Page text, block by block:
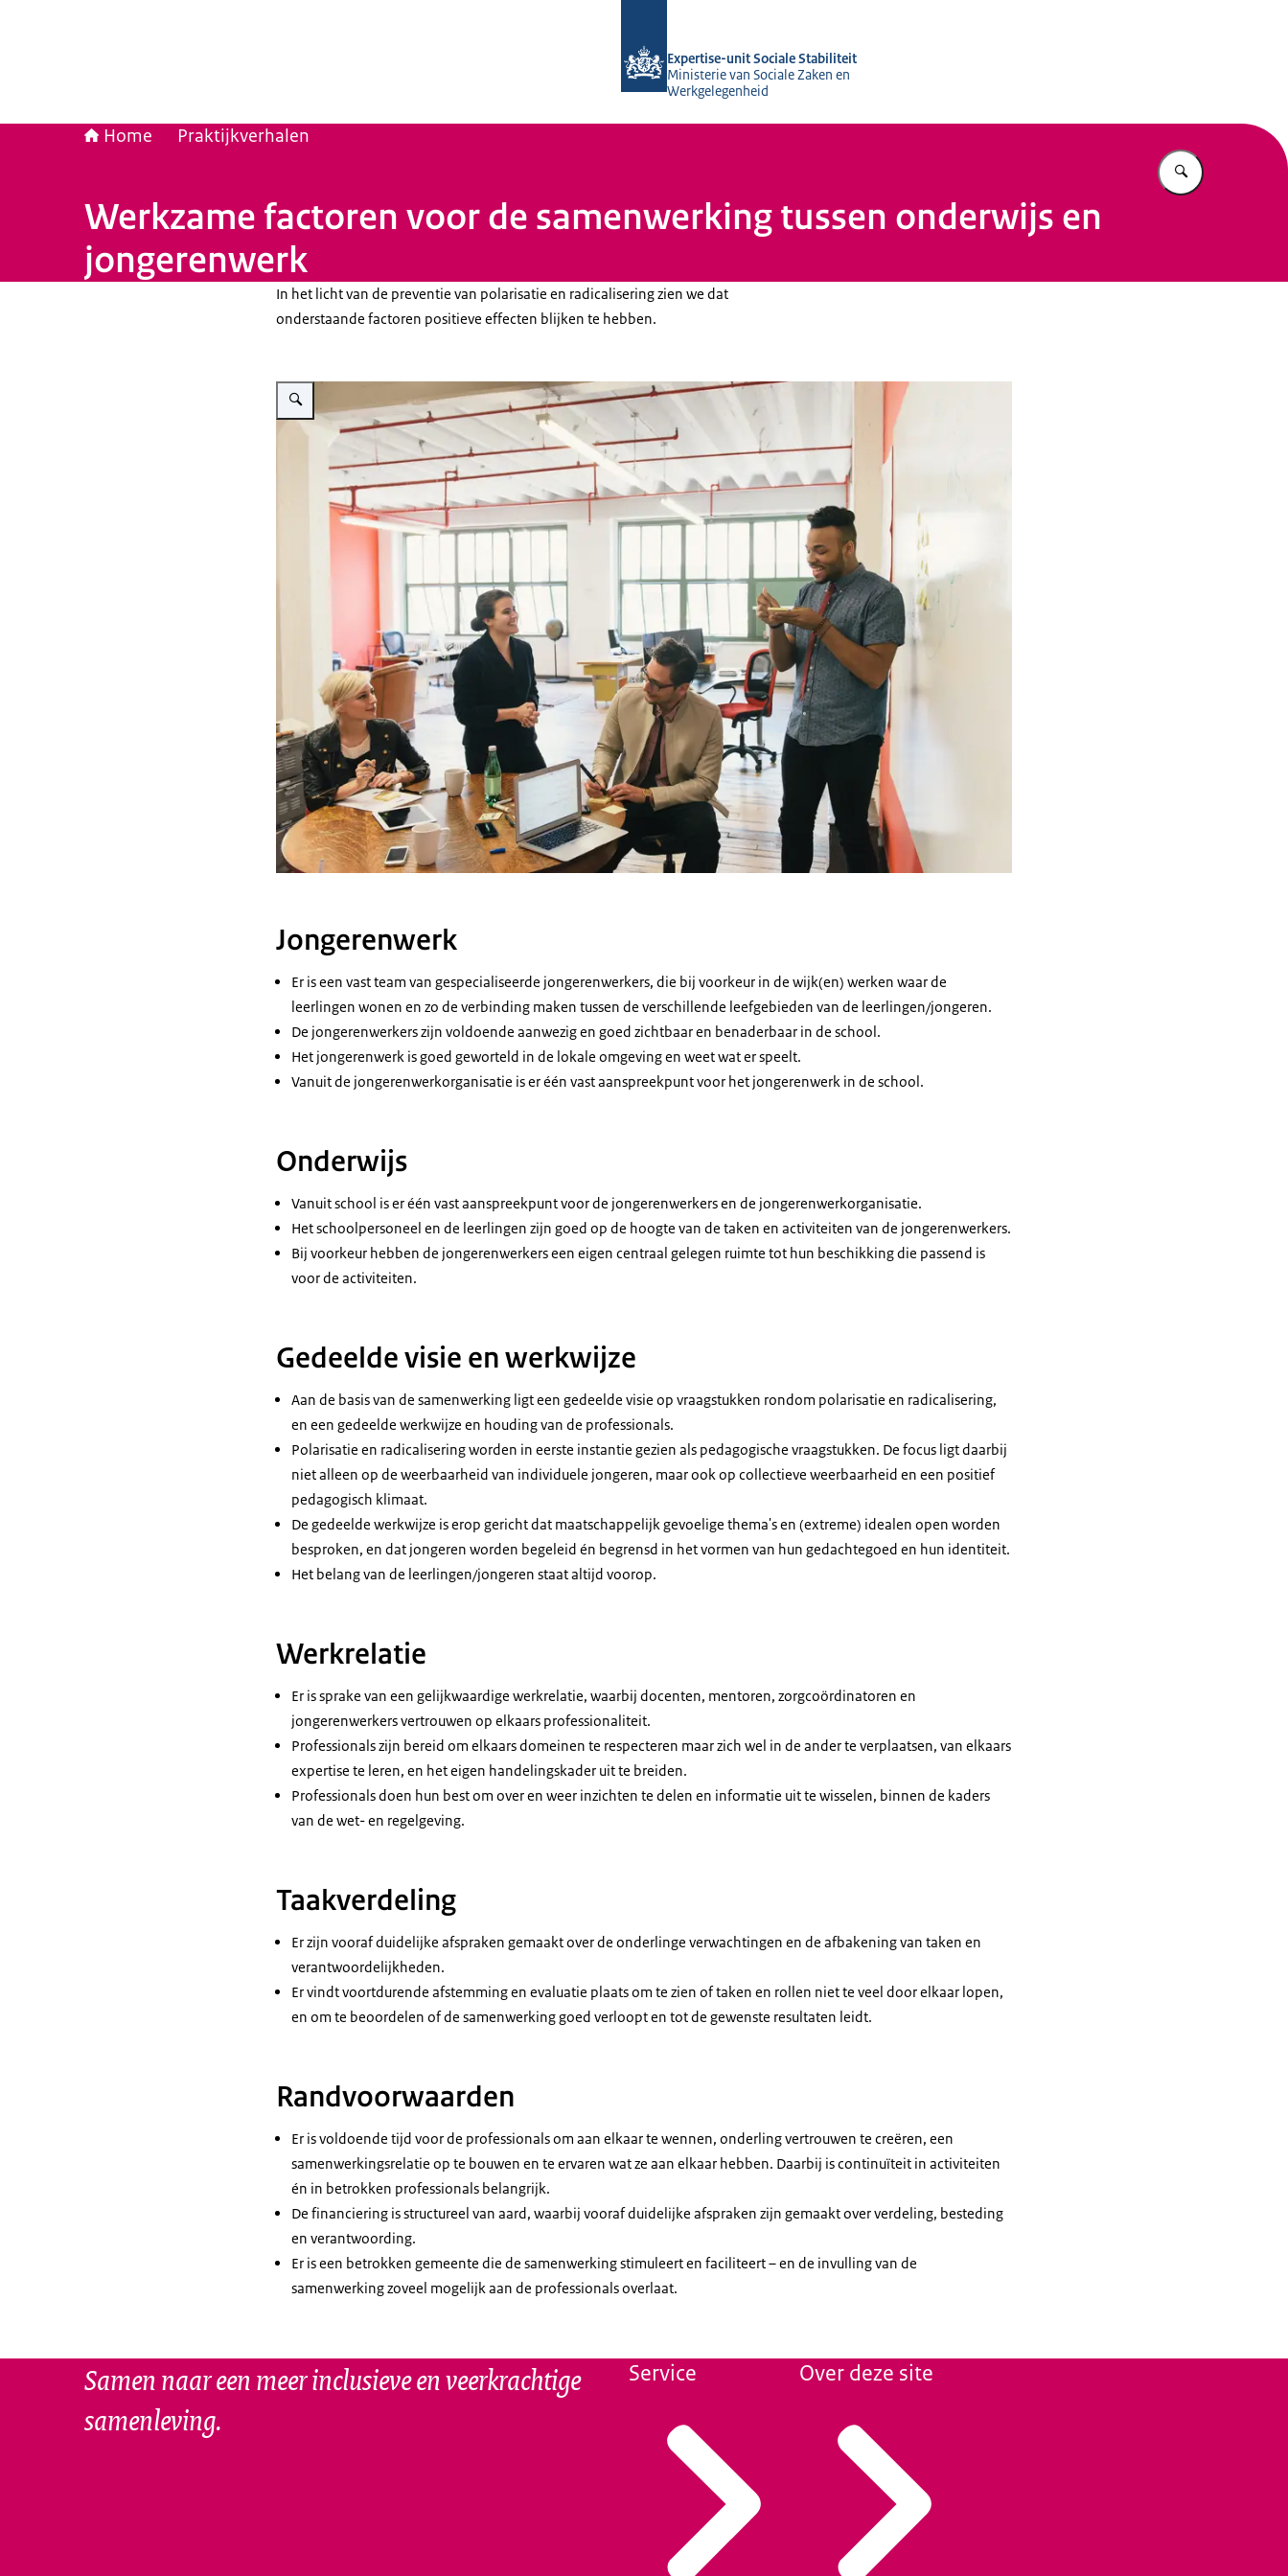
Expertise-unit Sociale Stabiliteit
Ministerie van Sociale Zaken en
Werkgelegenheid
Home Praktijkverhalen
Vul in wat u
Werkzame factoren voor de samenwerking tussen onderwijs en
jongerenwerk
In het licht van de preventie van polarisatie en radicalisering zien we dat
onderstaande factoren positieve effecten blijken te hebben.
Vergroot afbeelding Professionals in gesprek
Jongerenwerk
Er is een vast team van gespecialiseerde jongerenwerkers, die bij voorkeur in de wijk(en) werken waar de
leerlingen wonen en zo de verbinding maken tussen de verschillende leefgebieden van de leerlingen/jongeren.
De jongerenwerkers zijn voldoende aanwezig en goed zichtbaar en benaderbaar in de school.
Het jongerenwerk is goed geworteld in de lokale omgeving en weet wat er speelt.
Vanuit de jongerenwerkorganisatie is er één vast aanspreekpunt voor het jongerenwerk in de school.
Onderwijs
Vanuit school is er één vast aanspreekpunt voor de jongerenwerkers en de jongerenwerkorganisatie.
Het schoolpersoneel en de leerlingen zijn goed op de hoogte van de taken en activiteiten van de jongerenwerkers.
Bij voorkeur hebben de jongerenwerkers een eigen centraal gelegen ruimte tot hun beschikking die passend is
voor de activiteiten.
Gedeelde visie en werkwijze
Aan de basis van de samenwerking ligt een gedeelde visie op vraagstukken rondom polarisatie en radicalisering,
en een gedeelde werkwijze en houding van de professionals.
Polarisatie en radicalisering worden in eerste instantie gezien als pedagogische vraagstukken. De focus ligt daarbij
niet alleen op de weerbaarheid van individuele jongeren, maar ook op collectieve weerbaarheid en een positief
pedagogisch klimaat.
De gedeelde werkwijze is erop gericht dat maatschappelijk gevoelige thema's en (extreme) idealen open worden
besproken, en dat jongeren worden begeleid én begrensd in het vormen van hun gedachtegoed en hun identiteit.
Het belang van de leerlingen/jongeren staat altijd voorop.
Werkrelatie
Er is sprake van een gelijkwaardige werkrelatie, waarbij docenten, mentoren, zorgcoördinatoren en
jongerenwerkers vertrouwen op elkaars professionaliteit.
Professionals zijn bereid om elkaars domeinen te respecteren maar zich wel in de ander te verplaatsen, van elkaars
expertise te leren, en het eigen handelingskader uit te breiden.
Professionals doen hun best om over en weer inzichten te delen en informatie uit te wisselen, binnen de kaders
van de wet- en regelgeving.
Taakverdeling
Er zijn vooraf duidelijke afspraken gemaakt over de onderlinge verwachtingen en de afbakening van taken en
verantwoordelijkheden.
Er vindt voortdurende afstemming en evaluatie plaats om te zien of taken en rollen niet te veel door elkaar lopen,
en om te beoordelen of de samenwerking goed verloopt en tot de gewenste resultaten leidt.
Randvoorwaarden
Er is voldoende tijd voor de professionals om aan elkaar te wennen, onderling vertrouwen te creëren, een
samenwerkingsrelatie op te bouwen en te ervaren wat ze aan elkaar hebben. Daarbij is continuïteit in activiteiten
én in betrokken professionals belangrijk.
De financiering is structureel van aard, waarbij vooraf duidelijke afspraken zijn gemaakt over verdeling, besteding
en verantwoording.
Er is een betrokken gemeente die de samenwerking stimuleert en faciliteert – en de invulling van de
samenwerking zoveel mogelijk aan de professionals overlaat.
Samen naar een meer inclusieve en veerkrachtige
samenleving.
Service Over deze site